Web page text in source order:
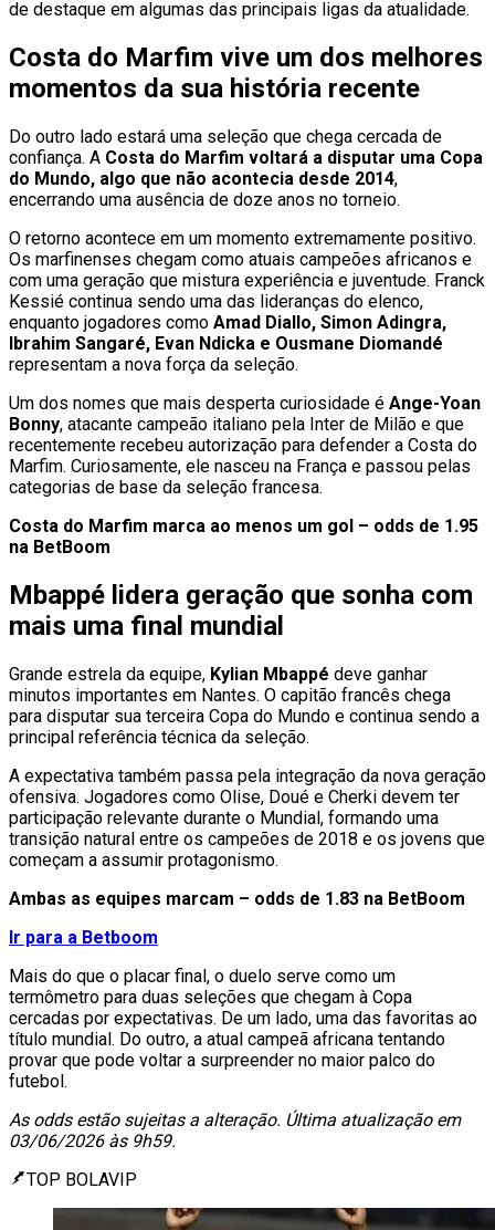
de destaque em algumas das principais ligas da atualidade.
Costa do Marfim vive um dos melhores
momentos da sua história recente
Do outro lado estará uma seleção que chega cercada de
confiança. A Costa do Marfim voltará a disputar uma Copa
do Mundo, algo que não acontecia desde 2014,
encerrando uma ausência de doze anos no torneio.
O retorno acontece em um momento extremamente positivo.
Os marfinenses chegam como atuais campeões africanos e
com uma geração que mistura experiência e juventude. Franck
Kessié continua sendo uma das lideranças do elenco,
enquanto jogadores como Amad Diallo, Simon Adingra,
Ibrahim Sangaré, Evan Ndicka e Ousmane Diomandé
representam a nova força da seleção.
Um dos nomes que mais desperta curiosidade é Ange-Yoan
Bonny, atacante campeão italiano pela Inter de Milão e que
recentemente recebeu autorização para defender a Costa do
Marfim. Curiosamente, ele nasceu na França e passou pelas
categorias de base da seleção francesa.
Costa do Marfim marca ao menos um gol – odds de 1.95
na BetBoom
Mbappé lidera geração que sonha com
mais uma final mundial
Grande estrela da equipe, Kylian Mbappé deve ganhar
minutos importantes em Nantes. O capitão francês chega
para disputar sua terceira Copa do Mundo e continua sendo a
principal referência técnica da seleção.
A expectativa também passa pela integração da nova geração
ofensiva. Jogadores como Olise, Doué e Cherki devem ter
participação relevante durante o Mundial, formando uma
transição natural entre os campeões de 2018 e os jovens que
começam a assumir protagonismo.
Ambas as equipes marcam – odds de 1.83 na BetBoom
Ir para a Betboom
Mais do que o placar final, o duelo serve como um
termômetro para duas seleções que chegam à Copa
cercadas por expectativas. De um lado, uma das favoritas ao
título mundial. Do outro, a atual campeã africana tentando
provar que pode voltar a surpreender no maior palco do
futebol.
As odds estão sujeitas a alteração. Última atualização em
03/06/2026 às 9h59.
TOP BOLAVIP